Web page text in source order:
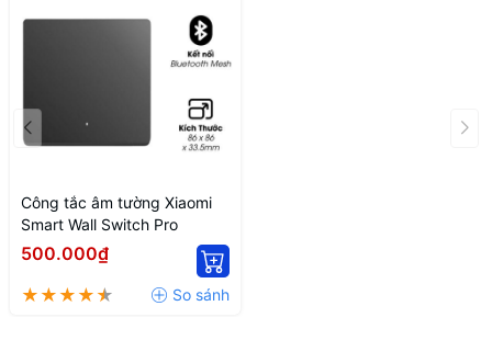
Công tắc âm tường Xiaomi
Smart Wall Switch Pro
500.000₫